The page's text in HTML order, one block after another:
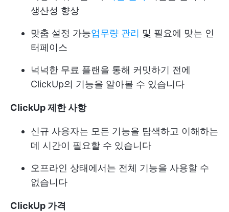
생산성 향상
맞춤 설정 가능업무량 관리 및 필요에 맞는 인
터페이스
넉넉한 무료 플랜을 통해 커밋하기 전에
ClickUp의 기능을 알아볼 수 있습니다
ClickUp 제한 사항
신규 사용자는 모든 기능을 탐색하고 이해하는
데 시간이 필요할 수 있습니다
오프라인 상태에서는 전체 기능을 사용할 수
없습니다
ClickUp 가격